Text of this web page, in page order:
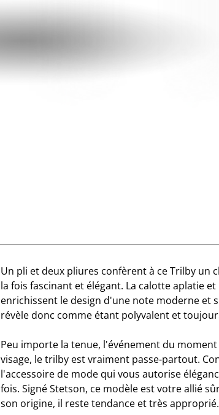
Un pli et deux pliures confèrent à ce Trilby un
la fois fascinant et élégant. La calotte aplatie
enrichissent le design d'une note moderne et
révèle donc comme étant polyvalent et
Peu importe la tenue, l'événement du
visage, le trilby est vraiment passe-partout.
l'accessoire de mode qui vous autorise
fois. Signé Stetson, ce modèle est votre allié
son origine, il reste tendance et très approprié.